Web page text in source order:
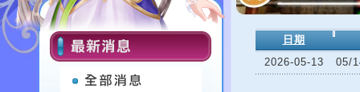
日期
2026-05-13
05/